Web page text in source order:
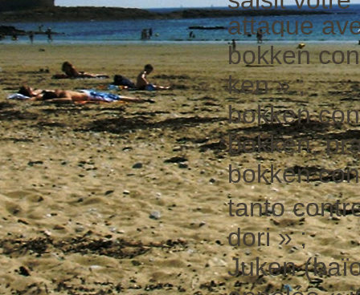
attaque
bokken
ken » ;
bokken
bokken,
bokken
tanto
dori » ;
Juken